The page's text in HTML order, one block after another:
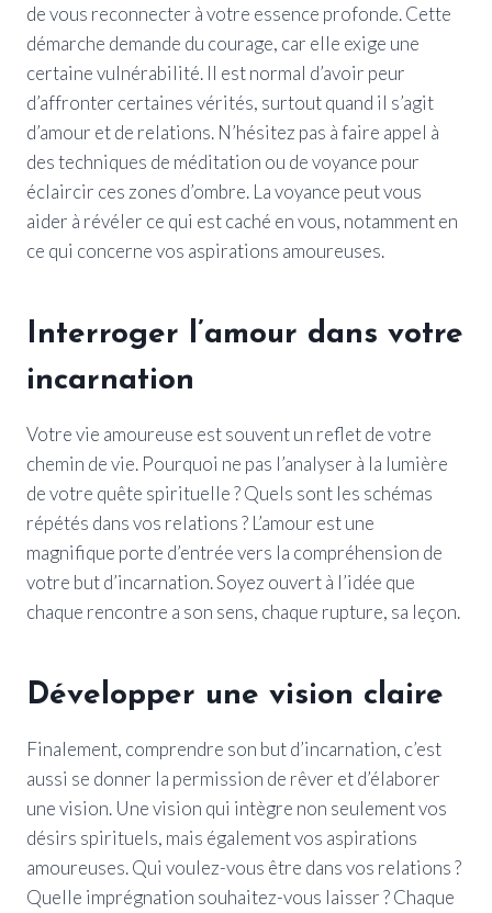
de vous reconnecter à votre essence profonde. Cette
démarche demande du courage, car elle exige une
certaine vulnérabilité. Il est normal d’avoir peur
d’affronter certaines vérités, surtout quand il s’agit
d’amour et de relations. N’hésitez pas à faire appel à
des techniques de méditation ou de voyance pour
éclaircir ces zones d’ombre. La voyance peut vous
aider à révéler ce qui est caché en vous, notamment en
ce qui concerne vos aspirations amoureuses.
Interroger l’amour dans votre
incarnation
Votre vie amoureuse est souvent un reflet de votre
chemin de vie. Pourquoi ne pas l’analyser à la lumière
de votre quête spirituelle ? Quels sont les schémas
répétés dans vos relations ? L’amour est une
magnifique porte d’entrée vers la compréhension de
votre but d’incarnation. Soyez ouvert à l’idée que
chaque rencontre a son sens, chaque rupture, sa leçon.
Développer une vision claire
Finalement, comprendre son but d’incarnation, c’est
aussi se donner la permission de rêver et d’élaborer
une vision. Une vision qui intègre non seulement vos
désirs spirituels, mais également vos aspirations
amoureuses. Qui voulez-vous être dans vos relations ?
Quelle imprégnation souhaitez-vous laisser ? Chaque